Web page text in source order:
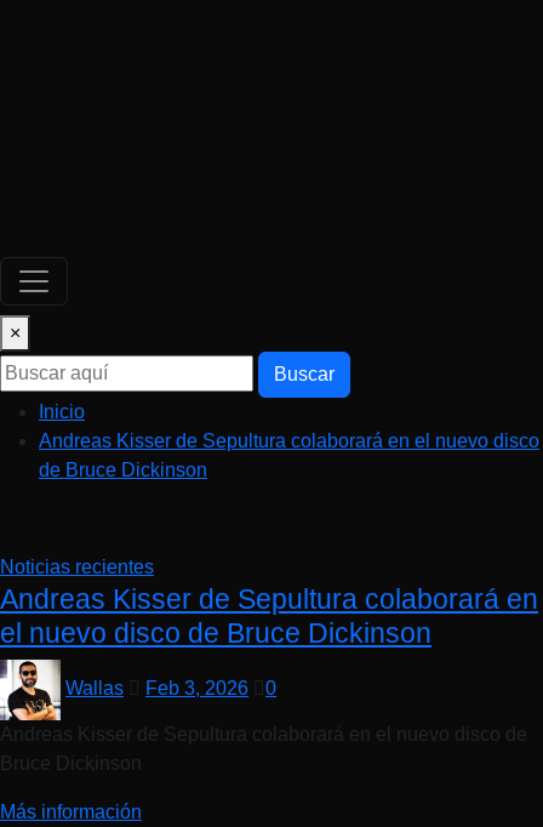
×
Buscar
Inicio
Andreas Kisser de Sepultura colaborará en el nuevo disco
de Bruce Dickinson
Noticias recientes
Andreas Kisser de Sepultura colaborará en
el nuevo disco de Bruce Dickinson
Wallas Feb 3, 2026 0
Andreas Kisser de Sepultura colaborará en el nuevo disco de
Bruce Dickinson
Más información